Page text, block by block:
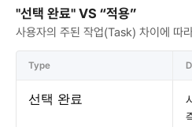
"선택 완료" VS “적용”
사용자의 주된 작업(Task) 차이에 따
Type
선택 완료